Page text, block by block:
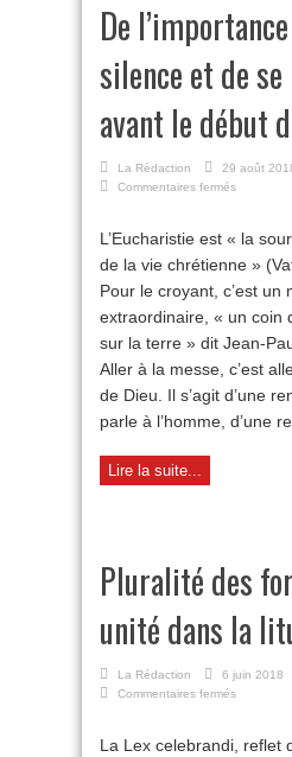
De
silence et de
avant le début
La Rédaction
29 août
Commentaires fermés
de
faire
et
de
avant
le
début
L’Eucharistie est « la
de la vie chrétienne »
Pour le croyant, c’est un
extraordinaire, « un coin
sur la terre » dit Jean-
Aller à la messe, c’est
de Dieu. Il s’agit d’une
parle à l’homme, d’une
Lire la suite...
Pluralité des
unité dans la
La Rédaction
6 juin 2018
Commentaires fermés
formes
La Lex celebrandi, reflet